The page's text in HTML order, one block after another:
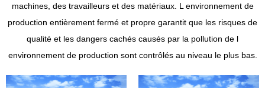
machines, des travailleurs et des matériaux. L environnement de
production entièrement fermé et propre garantit que les risques de
qualité et les dangers cachés causés par la pollution de l
environnement de production sont contrôlés au niveau le plus bas.